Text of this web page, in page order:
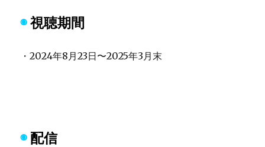
◉視聴期間
・2024年8月23日〜2025年3月末
◉ 配信